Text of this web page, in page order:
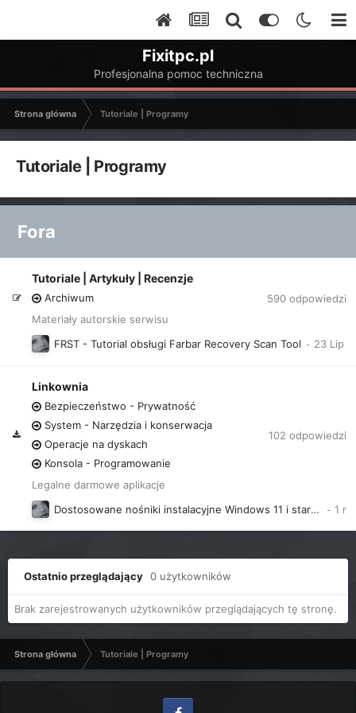
Fixitpc.pl
Profesjonalna pomoc techniczna
Strona główna Tutoriale | Programy
Tutoriale | Programy
Fora
Tutoriale | Artykuły | Recenzje
Archiwum
Materiały autorskie serwisu
590 odpowiedzi
FRST - Tutorial obsługi Farbar Recovery Scan Tool
Linkownia
Bezpieczeństwo - Prywatność
System - Narzędzia i konserwacja
Operacje na dyskach
Konsola - Programowanie
Legalne darmowe aplikacje
102 odpowiedzi
Dostosowane nośniki instalacyjne Windows 11 i starszych
Ostatnio przeglądający 0 użytkowników
Brak zarejestrowanych użytkowników przeglądających tę stronę.
Strona główna Tutoriale | Programy